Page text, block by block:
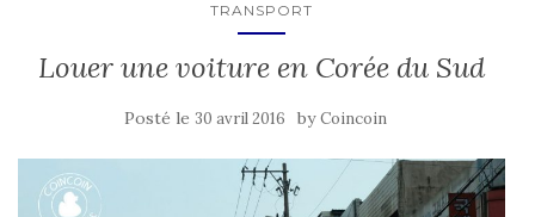
TRANSPORT
Louer une voiture en Corée du Sud
Posté le 30 avril 2016 byCoincoin